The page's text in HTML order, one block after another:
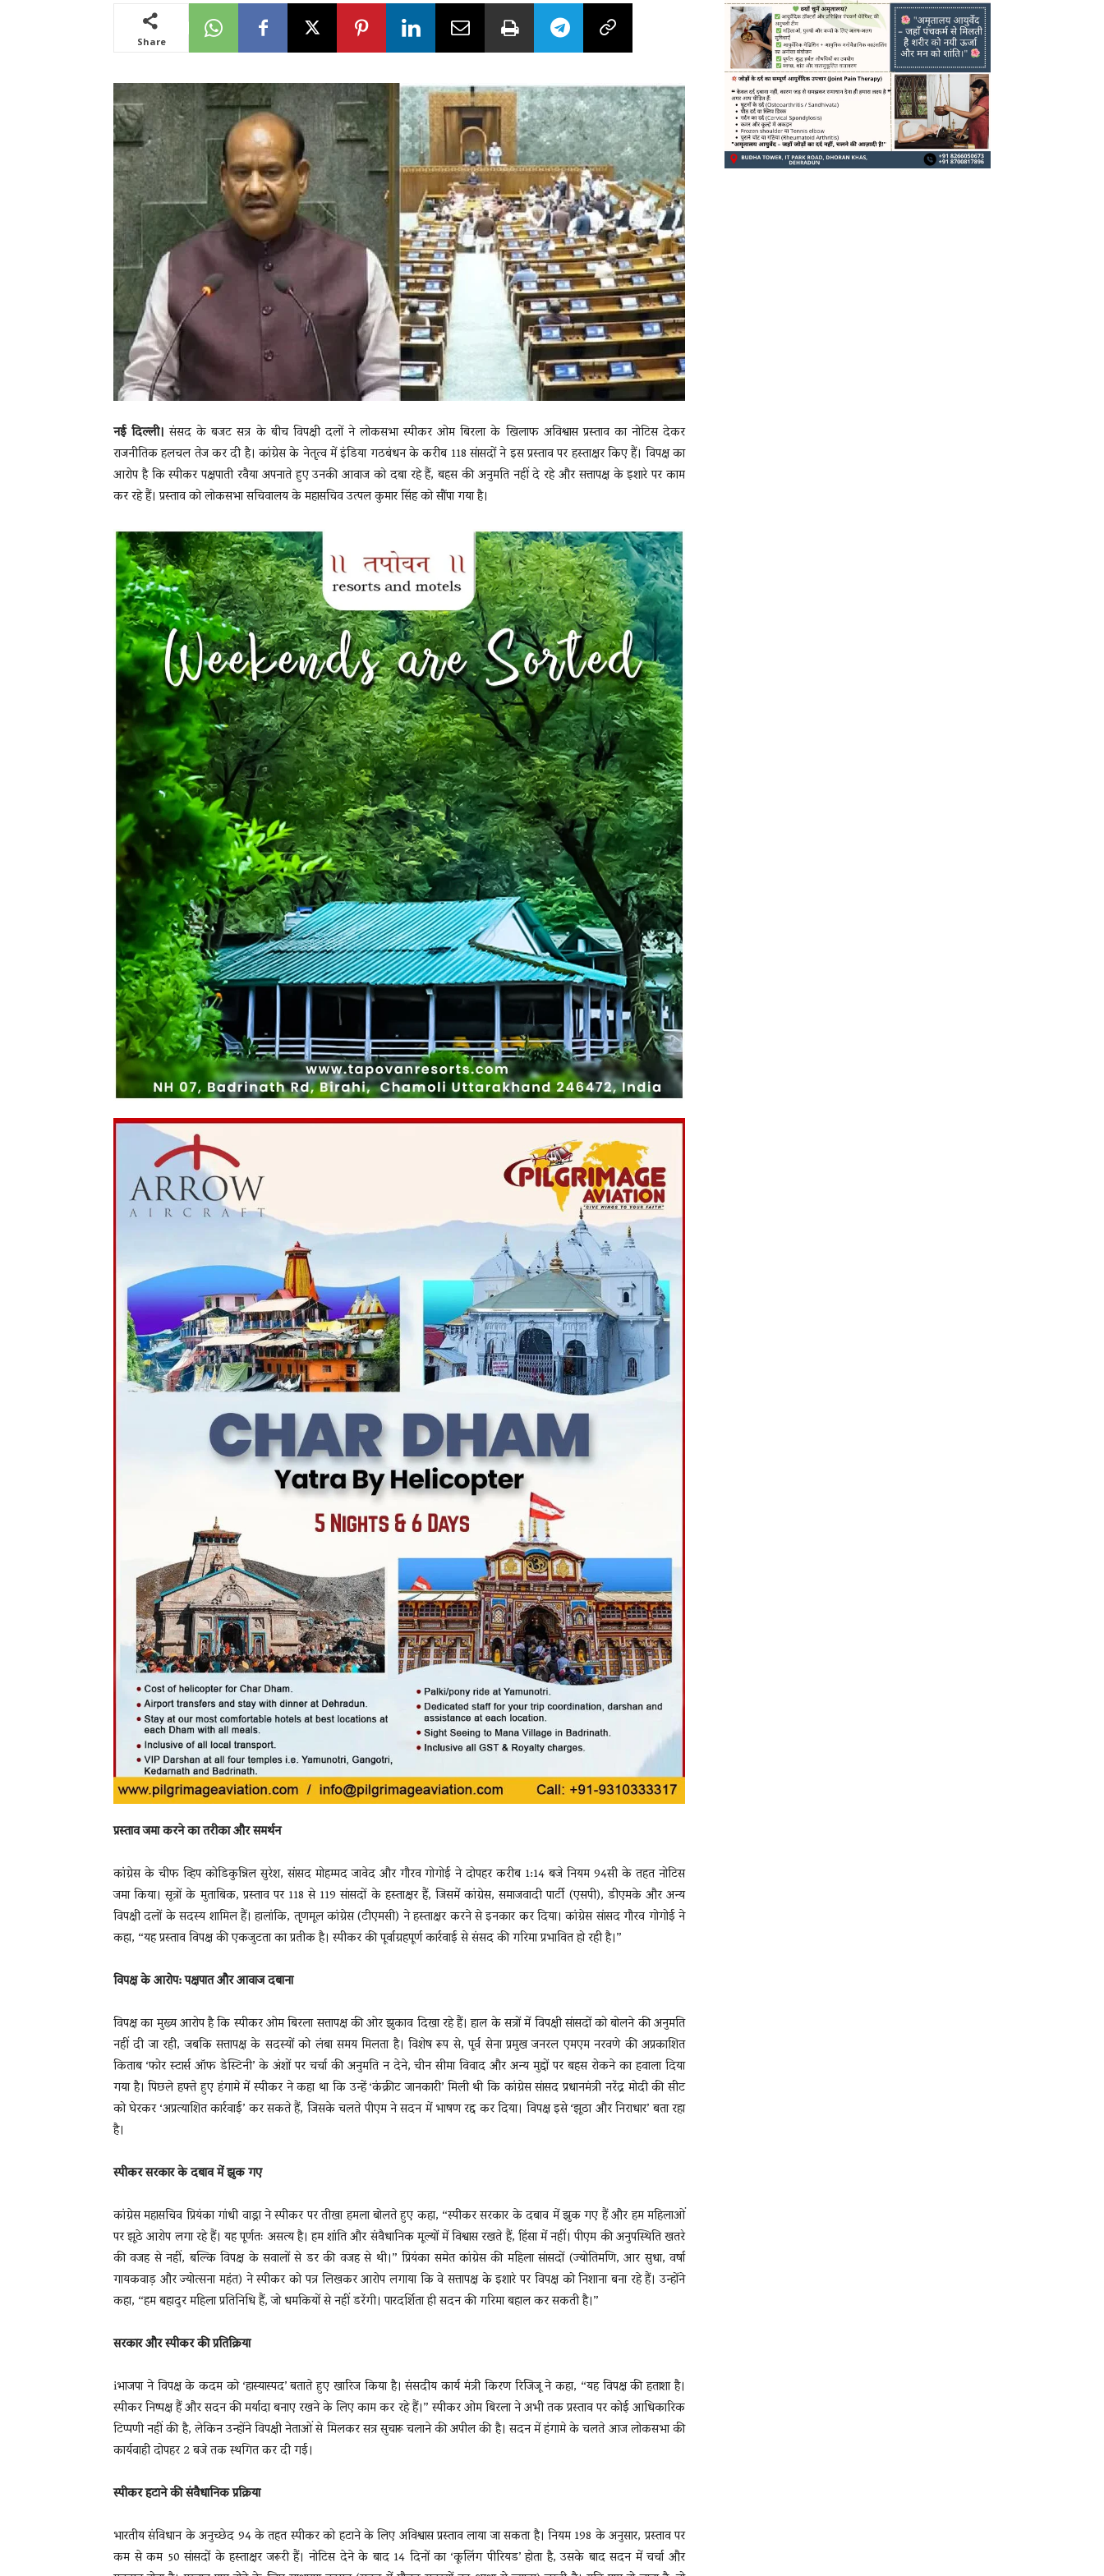
News
LIVE
Share
नई दिल्ली। संसद के बजट सत्र के बीच विपक्षी दलों ने लोकसभा स्पीकर ओम बिरला के खिलाफ अविश्वास प्रस्ताव का नोटिस देकर
राजनीतिक हलचल तेज कर दी है। कांग्रेस के नेतृत्व में इंडिया गठबंधन के करीब 118 सांसदों ने इस प्रस्ताव पर हस्ताक्षर किए हैं। विपक्ष का
आरोप है कि स्पीकर पक्षपाती रवैया अपनाते हुए उनकी आवाज को दबा रहे हैं, बहस की अनुमति नहीं दे रहे और सत्तापक्ष के इशारे पर काम
कर रहे हैं। प्रस्ताव को लोकसभा सचिवालय के महासचिव उत्पल कुमार सिंह को सौंपा गया है।
प्रस्ताव जमा करने का तरीका और समर्थन
कांग्रेस के चीफ व्हिप कोडिकुन्निल सुरेश, सांसद मोहम्मद जावेद और गौरव गोगोई ने दोपहर करीब 1:14 बजे नियम 94सी के तहत नोटिस
जमा किया। सूत्रों के मुताबिक, प्रस्ताव पर 118 से 119 सांसदों के हस्ताक्षर हैं, जिसमें कांग्रेस, समाजवादी पार्टी (एसपी), डीएमके और अन्य
विपक्षी दलों के सदस्य शामिल हैं। हालांकि, तृणमूल कांग्रेस (टीएमसी) ने हस्ताक्षर करने से इनकार कर दिया। कांग्रेस सांसद गौरव गोगोई ने
कहा, “यह प्रस्ताव विपक्ष की एकजुटता का प्रतीक है। स्पीकर की पूर्वाग्रहपूर्ण कार्रवाई से संसद की गरिमा प्रभावित हो रही है।”
विपक्ष के आरोप: पक्षपात और आवाज दबाना
विपक्ष का मुख्य आरोप है कि स्पीकर ओम बिरला सत्तापक्ष की ओर झुकाव दिखा रहे हैं। हाल के सत्रों में विपक्षी सांसदों को बोलने की अनुमति
नहीं दी जा रही, जबकि सत्तापक्ष के सदस्यों को लंबा समय मिलता है। विशेष रूप से, पूर्व सेना प्रमुख जनरल एमएम नरवणे की अप्रकाशित
किताब ‘फोर स्टार्स ऑफ डेस्टिनी’ के अंशों पर चर्चा की अनुमति न देने, चीन सीमा विवाद और अन्य मुद्दों पर बहस रोकने का हवाला दिया
गया है। पिछले हफ्ते हुए हंगामे में स्पीकर ने कहा था कि उन्हें ‘कंक्रीट जानकारी’ मिली थी कि कांग्रेस सांसद प्रधानमंत्री नरेंद्र मोदी की सीट
को घेरकर ‘अप्रत्याशित कार्रवाई’ कर सकते हैं, जिसके चलते पीएम ने सदन में भाषण रद्द कर दिया। विपक्ष इसे ‘झूठा और निराधार’ बता रहा
है।
स्पीकर सरकार के दबाव में झुक गए
कांग्रेस महासचिव प्रियंका गांधी वाड्रा ने स्पीकर पर तीखा हमला बोलते हुए कहा, “स्पीकर सरकार के दबाव में झुक गए हैं और हम महिलाओं
पर झूठे आरोप लगा रहे हैं। यह पूर्णतः असत्य है। हम शांति और संवैधानिक मूल्यों में विश्वास रखते हैं, हिंसा में नहीं। पीएम की अनुपस्थिति खतरे
की वजह से नहीं, बल्कि विपक्ष के सवालों से डर की वजह से थी।” प्रियंका समेत कांग्रेस की महिला सांसदों (ज्योतिमणि, आर सुधा, वर्षा
गायकवाड़ और ज्योत्सना महंत) ने स्पीकर को पत्र लिखकर आरोप लगाया कि वे सत्तापक्ष के इशारे पर विपक्ष को निशाना बना रहे हैं। उन्होंने
कहा, “हम बहादुर महिला प्रतिनिधि हैं, जो धमकियों से नहीं डरेंगी। पारदर्शिता ही सदन की गरिमा बहाल कर सकती है।”
सरकार और स्पीकर की प्रतिक्रिया
iभाजपा ने विपक्ष के कदम को ‘हास्यास्पद’ बताते हुए खारिज किया है। संसदीय कार्य मंत्री किरण रिजिजू ने कहा, “यह विपक्ष की हताशा है।
स्पीकर निष्पक्ष हैं और सदन की मर्यादा बनाए रखने के लिए काम कर रहे हैं।” स्पीकर ओम बिरला ने अभी तक प्रस्ताव पर कोई आधिकारिक
टिप्पणी नहीं की है, लेकिन उन्होंने विपक्षी नेताओं से मिलकर सत्र सुचारू चलाने की अपील की है। सदन में हंगामे के चलते आज लोकसभा की
कार्यवाही दोपहर 2 बजे तक स्थगित कर दी गई।
स्पीकर हटाने की संवैधानिक प्रक्रिया
भारतीय संविधान के अनुच्छेद 94 के तहत स्पीकर को हटाने के लिए अविश्वास प्रस्ताव लाया जा सकता है। नियम 198 के अनुसार, प्रस्ताव पर
कम से कम 50 सांसदों के हस्ताक्षर जरूरी हैं। नोटिस देने के बाद 14 दिनों का ‘कूलिंग पीरियड’ होता है, उसके बाद सदन में चर्चा और